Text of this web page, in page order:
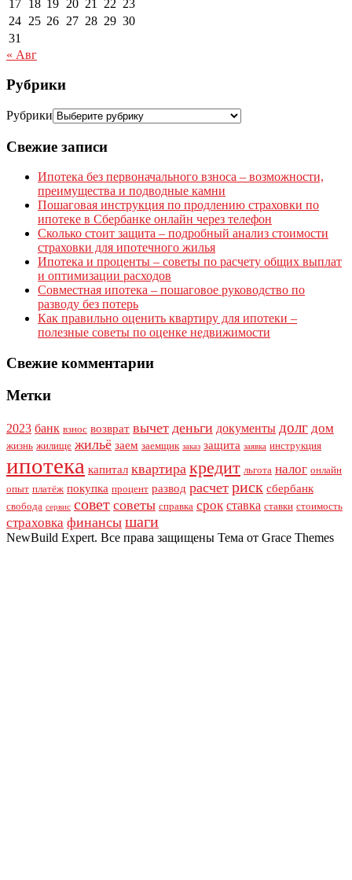
17 18 19 20 21 22 23
24 25 26 27 28 29 30
31
« Авг
Рубрики
Рубрики
Свежие записи
Ипотека без первоначального взноса – возможности,
преимущества и подводные камни
Пошаговая инструкция по продлению страховки по
ипотеке в Сбербанке онлайн через телефон
Сколько стоит защита – подробный анализ стоимости
страховки для ипотечного жилья
Ипотека и проценты – советы по расчету общих выплат
и оптимизации расходов
Совместная ипотека – пошаговое руководство по
разводу без потерь
Как правильно оценить квартиру для ипотеки –
полезные советы по оценке недвижимости
Свежие комментарии
Метки
2023 банк взнос возврат вычет деньги документы долг дом
жизнь жилище жильё заем заемщик заказ защита заявка инструкция
ипотека капитал квартира кредит льгота налог онлайн
опыт платёж покупка процент развод расчет риск сбербанк
свобода сервис совет советы справка срок ставка ставки стоимость
страховка финансы шаги
NewBuild Expert. Все права защищены Тема от Grace Themes